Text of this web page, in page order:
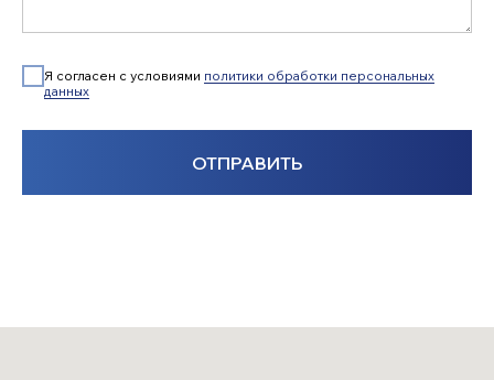
Я согласен с условиями политики обработки персональных
данных
ОТПРАВИТЬ